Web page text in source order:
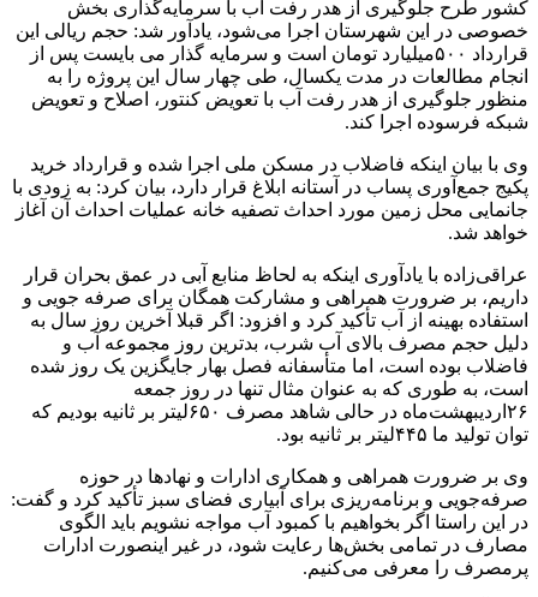
کشور طرح جلوگیری از هدر رفت آب با سرمایه‌گذاری بخش
خصوصی در این شهرستان اجرا می‌شود، یادآور شد: حجم ریالی این
قرارداد ۵۰۰میلیارد تومان است و سرمایه گذار می بایست پس از
انجام مطالعات در مدت یکسال، طی چهار سال این پروژه را به
منظور جلوگیری از هدر رفت آب با تعویض کنتور، اصلاح و تعویض
شبکه فرسوده اجرا کند.
وی با بیان اینکه فاضلاب در مسکن ملی اجرا شده و قرارداد خرید
پکیج جمع‌آوری پساب در آستانه ابلاغ قرار دارد، بیان کرد: به زودی با
جانمایی محل زمین مورد احداث تصفیه خانه عملیات احداث آن آغاز
خواهد شد.
عراقی‌زاده با یادآوری اینکه به لحاظ منابع آبی در عمق بحران قرار
داریم، بر ضرورت همراهی و مشارکت همگان برای صرفه جویی و
استفاده بهینه از آب تأکید کرد و افزود: اگر قبلا آخرین روز سال به
دلیل حجم مصرف بالای آب شرب، بدترین روز مجموعه آب و
فاضلاب بوده است، اما متأسفانه فصل بهار جایگزین یک روز شده
است، به طوری که به عنوان مثال تنها در روز جمعه
۲۶اردیبهشت‌ماه در حالی شاهد مصرف ۶۵۰لیتر بر ثانیه بودیم که
توان تولید ما ۴۴۵لیتر بر ثانیه بود.
وی بر ضرورت همراهی و همکاری ادارات و نهادها در حوزه
صرفه‌جویی و برنامه‌ریزی برای آبیاری فضای سبز تأکید کرد و گفت:
در این راستا اگر بخواهیم با کمبود آب مواجه نشویم باید الگوی
مصارف در تمامی بخش‌ها رعایت شود، در غیر اینصورت ادارات
پرمصرف را معرفی می‌کنیم.